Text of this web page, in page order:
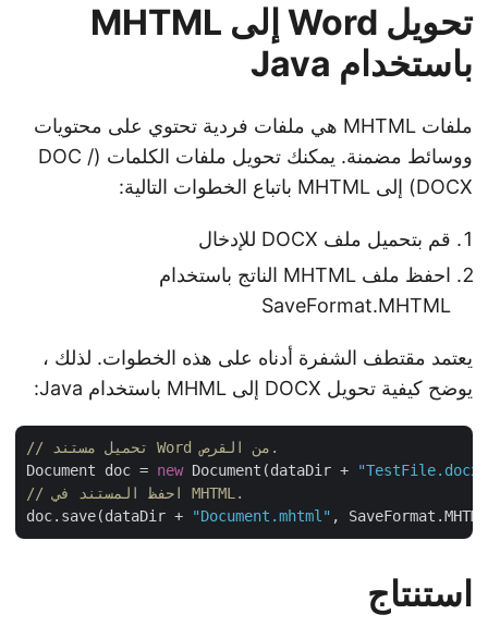
تحويل Word إلى MHTML
باستخدام Java
ملفات MHTML هي ملفات فردية تحتوي على محتويات
ووسائط مضمنة. يمكنك تحويل ملفات الكلمات (DOC /
DOCX) إلى MHTML باتباع الخطوات التالية:
قم بتحميل ملف DOCX للإدخال
احفظ ملف MHTML الناتج باستخدام
SaveFormat.MHTML
يعتمد مقتطف الشفرة أدناه على هذه الخطوات. لذلك ،
يوضح كيفية تحويل DOCX إلى MHML باستخدام Java:
Document doc = new Document(dataDir +
// احفظ المستند في MHTML.
doc.save(dataDir + "Document.mhtml"
استنتاج